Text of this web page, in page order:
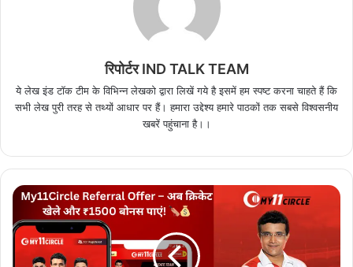
रिपोर्टर IND TALK TEAM
ये लेख इंड टॉक टीम के विभिन्न लेखको द्वारा लिखें गये है इसमें हम स्पष्ट करना चाहते हैं कि
सभी लेख पुरी तरह से तथ्यों आधार पर हैं। हमारा उद्देश्य हमारे पाठकों तक सबसे विश्वसनीय
खबरें पहुंचाना है।।